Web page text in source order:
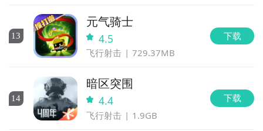
13
元气骑士
4.5
飞行射击 729.37MB
下载
14
暗区突围
4.4
飞行射击 1.9GB
下载